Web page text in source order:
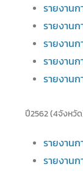
รายงาน
รายงาน
รายงาน
รายงาน
รายงานก
ปี2562 (4จังหวั
รายงานก
รายงาน